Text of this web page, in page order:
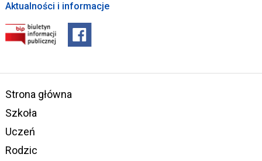
Aktualności i informacje
Strona główna
Szkoła
Uczeń
Rodzic